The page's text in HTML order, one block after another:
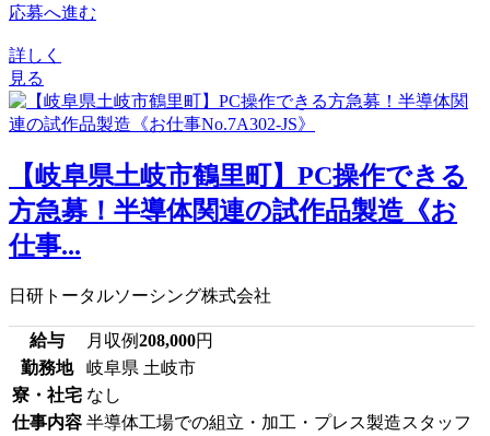
応募へ進む
詳しく
見る
【岐阜県土岐市鶴里町】PC操作できる
方急募！半導体関連の試作品製造《お
仕事...
日研トータルソーシング株式会社
給与 月収例208,000円
勤務地
岐阜県 土岐市
寮・社宅 なし
仕事内容 半導体工場での組立・加工・プレス製造スタッフ